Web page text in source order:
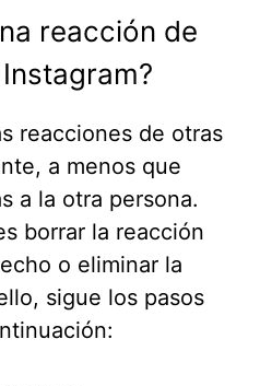
reacción de
reacciones de otras
a menos que
a la otra persona.
borrar la reacción
o eliminar la
sigue los pasos